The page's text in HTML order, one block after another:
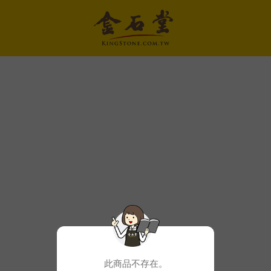
此商品不存在。